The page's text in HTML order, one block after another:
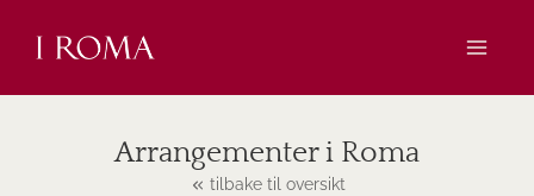
Arrangementer i Roma
tilbake til oversikt